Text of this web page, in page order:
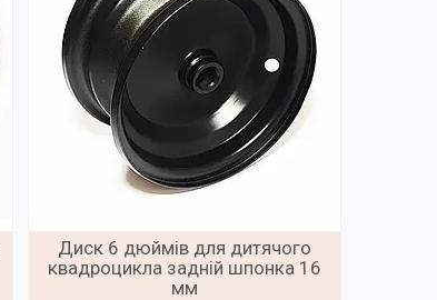
Диск 6 дюймів для дитячого
квадроцикла задній шпонка 16
мм